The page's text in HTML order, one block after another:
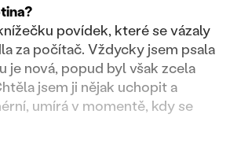
povídek, které se vázaly
za počítač. Vždycky jsem psala
je nová, popud byl však zcela
jsem ji nějak uchopit a
umírá v momentě, kdy se